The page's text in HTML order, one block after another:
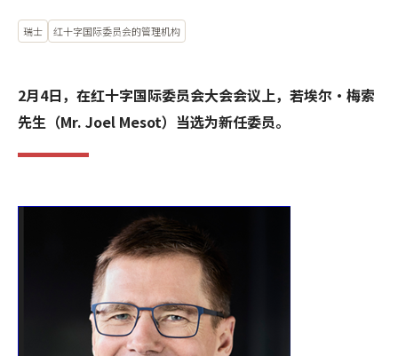
瑞士 红十字国际委员会的管理机构
2月4日，在红十字国际委员会大会会议上，若埃尔·梅索
先生（Mr. Joel Mesot）当选为新任委员。